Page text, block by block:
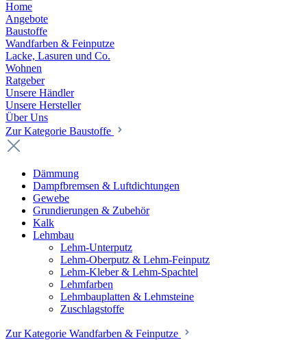
Home
Angebote
Baustoffe
Wandfarben & Feinputze
Lacke, Lasuren und Co.
Wohnen
Ratgeber
Unsere Händler
Unsere Hersteller
Über Uns
Zur Kategorie Baustoffe
Dämmung
Dampfbremsen & Luftdichtungen
Gewebe
Grundierungen & Zubehör
Kalk
Lehmbau
Lehm-Unterputz
Lehm-Oberputz & Lehm-Feinputz
Lehm-Kleber & Lehm-Spachtel
Lehmfarben
Lehmbauplatten & Lehmsteine
Zuschlagstoffe
Zur Kategorie Wandfarben & Feinputze